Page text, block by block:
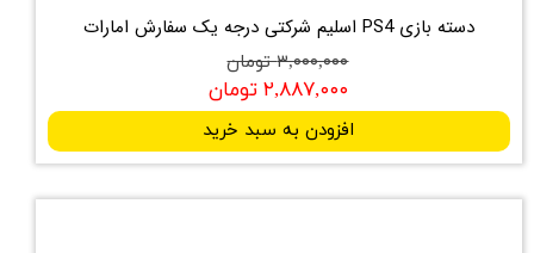
دسته بازی PS4 اسلیم شرکتی درجه یک سفارش امارات
۳,۰۰۰,۰۰۰ تومان
۲,۸۸۷,۰۰۰ تومان
افزودن به سبد خرید